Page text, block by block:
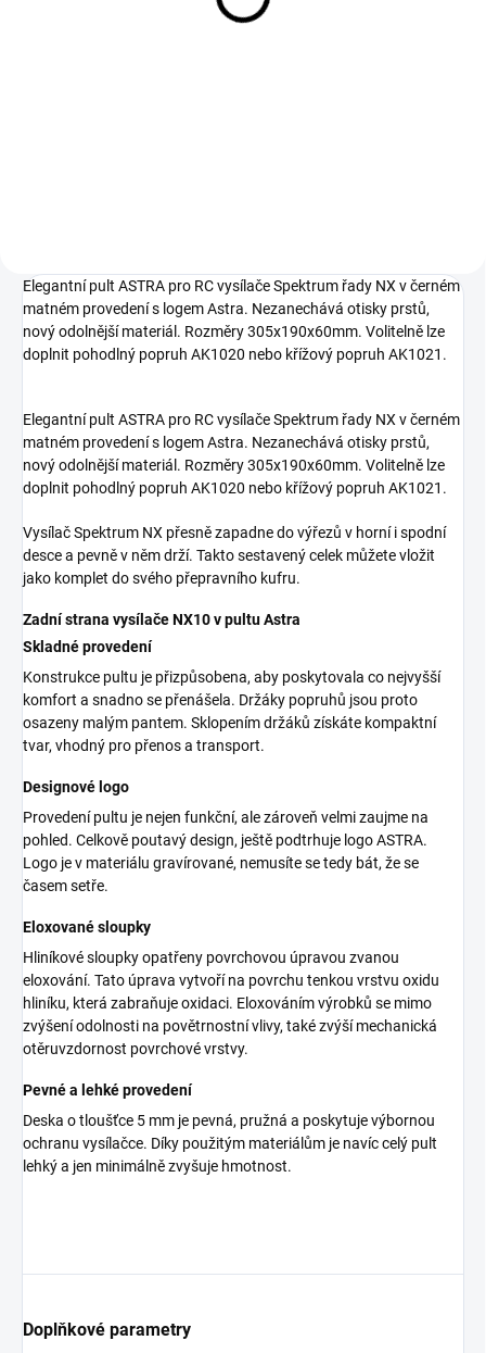
Elegantní pult ASTRA pro RC vysílače Spektrum řady NX v černém
matném provedení s logem Astra. Nezanechává otisky prstů,
nový odolnější materiál. Rozměry 305x190x60mm. Volitelně lze
doplnit pohodlný popruh AK1020 nebo křížový popruh AK1021.
Elegantní pult ASTRA pro RC vysílače Spektrum řady NX v černém
matném provedení s logem Astra. Nezanechává otisky prstů,
nový odolnější materiál. Rozměry 305x190x60mm. Volitelně lze
doplnit pohodlný popruh AK1020 nebo křížový popruh AK1021.
Vysílač Spektrum NX přesně zapadne do výřezů v horní i spodní
desce a pevně v něm drží. Takto sestavený celek můžete vložit
jako komplet do svého přepravního kufru.
Zadní strana vysílače NX10 v pultu Astra
Skladné provedení
Konstrukce pultu je přizpůsobena, aby poskytovala co nejvyšší
komfort a snadno se přenášela. Držáky popruhů jsou proto
osazeny malým pantem. Sklopením držáků získáte kompaktní
tvar, vhodný pro přenos a transport.
Designové logo
Provedení pultu je nejen funkční, ale zároveň velmi zaujme na
pohled. Celkově poutavý design, ještě podtrhuje logo ASTRA.
Logo je v materiálu gravírované, nemusíte se tedy bát, že se
časem setře.
Eloxované sloupky
Hliníkové sloupky opatřeny povrchovou úpravou zvanou
eloxování. Tato úprava vytvoří na povrchu tenkou vrstvu oxidu
hliníku, která zabraňuje oxidaci. Eloxováním výrobků se mimo
zvýšení odolnosti na povětrnostní vlivy, také zvýší mechanická
otěruvzdornost povrchové vrstvy.
Pevné a lehké provedení
Deska o tloušťce 5 mm je pevná, pružná a poskytuje výbornou
ochranu vysílačce. Díky použitým materiálům je navíc celý pult
lehký a jen minimálně zvyšuje hmotnost.
Doplňkové parametry